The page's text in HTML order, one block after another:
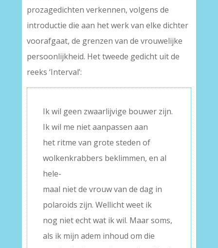
prozagedichten verkennen, volgens de
introductie die aan het werk van elke dichter
voorafgaat, de grenzen van de vrouwelijke
persoonlijkheid. Het tweede gedicht uit de
reeks ‘Interval’:
Ik wil geen zwaarlijvige bouwer zijn.
Ik wil me niet aanpassen aan
het ritme van grote steden of
wolkenkrabbers beklimmen, en al
hele-
maal niet de vrouw van de dag in
polaroids zijn. Wellicht weet ik
nog niet echt wat ik wil. Maar soms,
als ik mijn adem inhoud om die